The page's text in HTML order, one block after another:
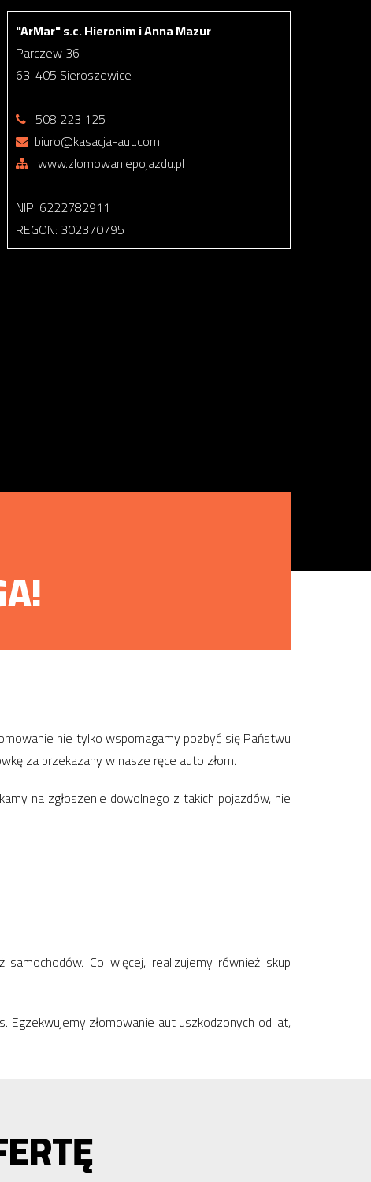
"ArMar" s.c. Hieronim i Anna Mazur
Parczew 36
63-405 Sieroszewice
508 223 125
biuro@kasacja-aut.com
www.zlomowaniepojazdu.pl
NIP: 6222782911
REGON: 302370795
nie tylko wspomagamy pozbyć się Państwu
za przekazany w nasze ręce auto złom.
na zgłoszenie dowolnego z takich pojazdów, nie
Co więcej, realizujemy również skup
złomowanie aut uszkodzonych od lat,